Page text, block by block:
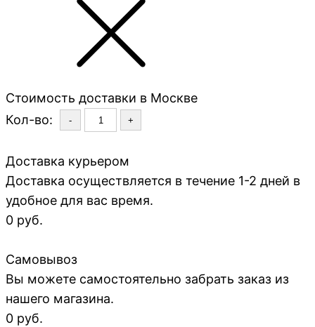
Стоимость доставки в Москве
Кол-во:
- +
Доставка курьером
Доставка осуществляется в течение 1-2 дней в
удобное для вас время.
0 руб.
Самовывоз
Вы можете самостоятельно забрать заказ из
нашего магазина.
0 руб.